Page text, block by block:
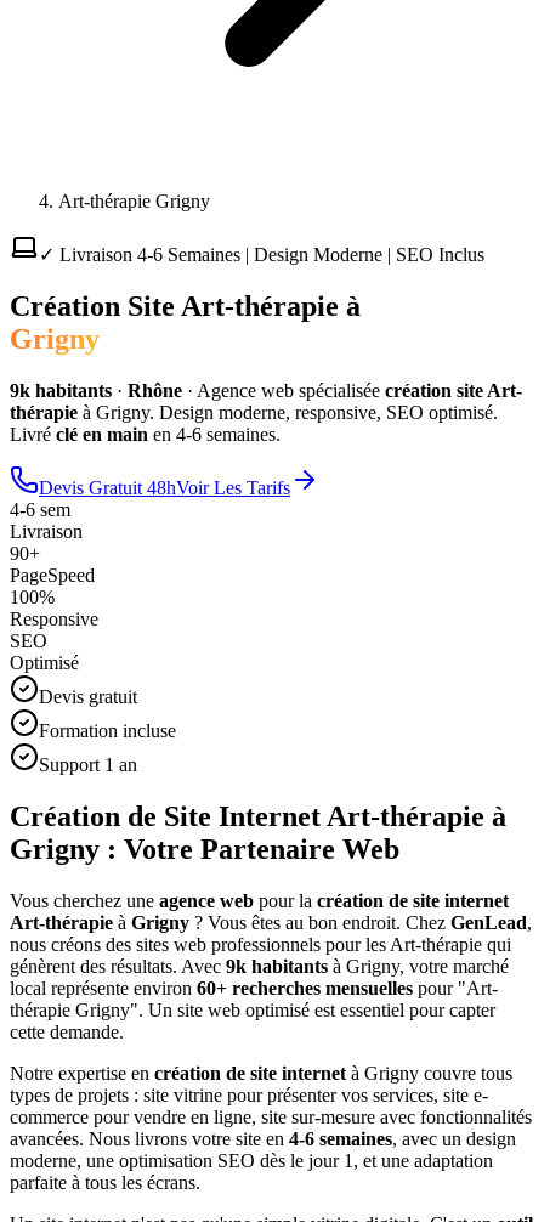
Art-thérapie Grigny
✓ Livraison 4-6 Semaines | Design Moderne | SEO Inclus
Création Site Art-thérapie à
Grigny
9k habitants · Rhône · Agence web spécialisée création site Art-
thérapie à Grigny. Design moderne, responsive, SEO optimisé.
Livré clé en main en 4-6 semaines.
Devis Gratuit 48hVoir Les Tarifs
4-6 sem
Livraison
90+
PageSpeed
100%
Responsive
SEO
Optimisé
Devis gratuit
Formation incluse
Support 1 an
Création de Site Internet Art-thérapie à
Grigny : Votre Partenaire Web
Vous cherchez une agence web pour la création de site internet
Art-thérapie à Grigny ? Vous êtes au bon endroit. Chez GenLead,
nous créons des sites web professionnels pour les Art-thérapie qui
génèrent des résultats. Avec 9k habitants à Grigny, votre marché
local représente environ 60+ recherches mensuelles pour "Art-
thérapie Grigny". Un site web optimisé est essentiel pour capter
cette demande.
Notre expertise en création de site internet à Grigny couvre tous
types de projets : site vitrine pour présenter vos services, site e-
commerce pour vendre en ligne, site sur-mesure avec fonctionnalités
avancées. Nous livrons votre site en 4-6 semaines, avec un design
moderne, une optimisation SEO dès le jour 1, et une adaptation
parfaite à tous les écrans.